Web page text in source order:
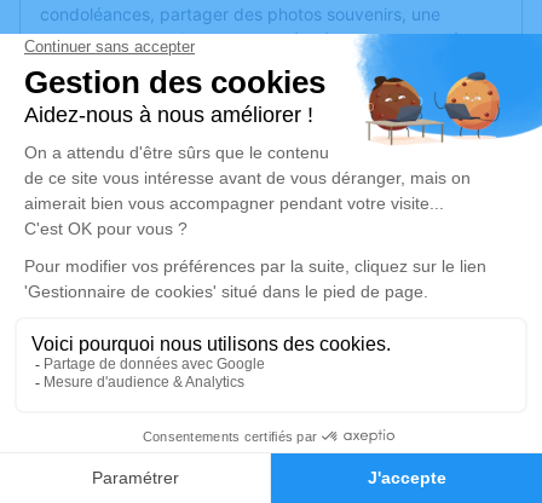
Faire-part Hommages
condoléances, partager des photos souvenirs, une
anecdote ou exprimer vos pensées à travers des poèmes
ou des textes. Cet endroit est un lieu d'expression dédié à
honorer la mémoire de Rene MAURINES.
Un service de plantation d’arbre hommage estdisponible
mardi 10 octobre 2023 à 15h00
Eglise Saint Viateur 3 rue Henri-Barbusse
69600 Oullins
Je rends hommage